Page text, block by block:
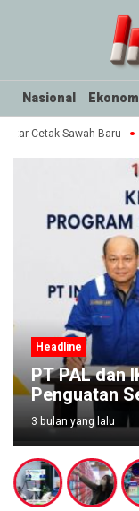
Nasional
Cetak Sawah Baru
Headline
PT PAL dan
Penguatan
3 bulan yang lalu